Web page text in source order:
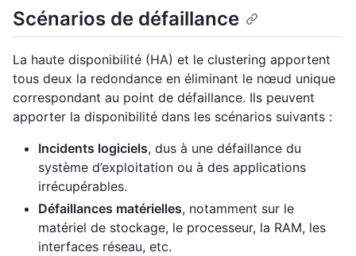
Scénarios de défaillance
La haute disponibilité (HA) et le clustering apportent
tous deux la redondance en éliminant le nœud unique
correspondant au point de défaillance. Ils peuvent
apporter la disponibilité dans les scénarios suivants :
Incidents logiciels, dus à une défaillance du
système d’exploitation ou à des applications
irrécupérables.
Défaillances matérielles, notamment sur le
matériel de stockage, le processeur, la RAM, les
interfaces réseau, etc.